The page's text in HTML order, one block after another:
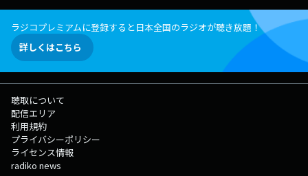
ラジコプレミアムに登録すると日本全国のラジオが聴き放題！
詳しくはこちら
聴取について
配信エリア
利用規約
プライバシーポリシー
ライセンス情報
radiko news